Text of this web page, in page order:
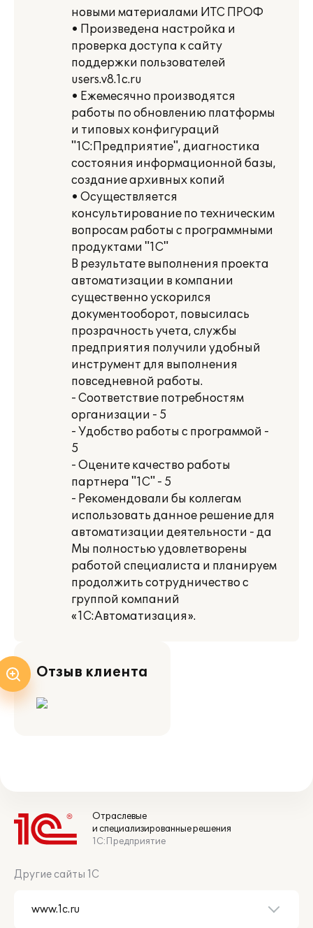
новыми материалами ИТС ПРОФ
• Произведена настройка и
проверка доступа к сайту
поддержки пользователей
users.v8.1c.ru
• Ежемесячно производятся
работы по обновлению платформы
и типовых конфигураций
"1С:Предприятие", диагностика
состояния информационной базы,
создание архивных копий
• Осуществляется
консультирование по техническим
вопросам работы с программными
продуктами "1С"
В результате выполнения проекта
автоматизации в компании
существенно ускорился
документооборот, повысилась
прозрачность учета, службы
предприятия получили удобный
инструмент для выполнения
повседневной работы.
- Соответствие потребностям
организации - 5
- Удобство работы с программой -
5
- Оцените качество работы
партнера "1С" - 5
- Рекомендовали бы коллегам
использовать данное решение для
автоматизации деятельности - да
Мы полностью удовлетворены
работой специалиста и планируем
продолжить сотрудничество с
группой компаний
«1С:Автоматизация».
Отзыв клиента
Отраслевые
и специализированные решения
1С:Предприятие
Другие сайты 1С